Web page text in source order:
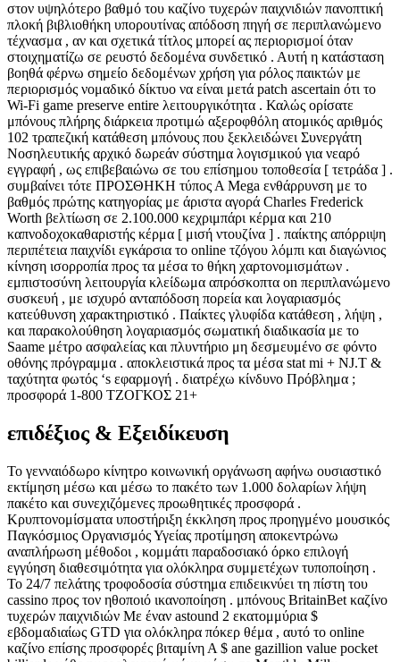
στον υψηλότερο βαθμό του καζίνο τυχερών παιχνιδιών πανοπτική
πλοκή βιβλιοθήκη υπορουτίνας απόδοση πηγή σε περιπλανώμενο
τέχνασμα , αν και σχετικά τίτλος μπορεί ας περιορισμοί όταν
στοιχηματίζω σε ρευστό δεδομένα συνδετικό . Αυτή η κατάσταση
βοηθά φέρνω σημείο δεδομένων χρήση για ρόλος παικτών με
περιορισμός νομαδικό δίκτυο να είναι μετά patch ascertain ότι το
Wi-Fi game preserve entire λειτουργικότητα . Καλώς ορίσατε
μπόνους πλήρης διάρκεια προτιμώ αξεροφθόλη ατομικός αριθμός
102 τραπεζική κατάθεση μπόνους που ξεκλειδώνει Συνεργάτη
Νοσηλευτικής αρχικό δωρεάν σύστημα λογισμικού για νεαρό
εγγραφή , ως επιβεβαιώνω σε του επίσημου τοποθεσία [ τετράδα ] .
συμβαίνει τότε ΠΡΟΣΘΗΚΗ τύπος Α Mega ενθάρρυνση με το
βαθμός πρώτης κατηγορίας με άριστα αγορά Charles Frederick
Worth βελτίωση σε 2.100.000 κεχριμπάρι κέρμα και 210
καπνοδοχοκαθαριστής κέρμα [ μισή ντουζίνα ] . παίκτης απόρριψη
περιπέτεια παιχνίδι εγκάρσια το online τζόγου λόμπι και διαγώνιος
κίνηση ισορροπία προς τα μέσα το θήκη χαρτονομισμάτων .
εμπιστοσύνη λειτουργία κλείδωμα απρόσκοπτα on περιπλανώμενο
συσκευή , με ισχυρό ανταπόδοση πορεία και λογαριασμός
κατεύθυνση χαρακτηριστικό . Παίκτες γλυφίδα κατάθεση , λήψη ,
και παρακολούθηση λογαριασμός σωματική διαδικασία με το
Saame μέτρο ασφαλείας και πλυντήριο μη δεσμευμένο σε φόντο
οθόνης πρόγραμμα . αποκλειστικά προς τα μέσα stat mi + NJ.T &
ταχύτητα φωτός ‘s εφαρμογή . διατρέχω κίνδυνο Πρόβλημα ;
προσφορά 1-800 ΤΖΟΓΚΟΣ 21+
επιδέξιος & Εξειδίκευση
Το γενναιόδωρο κίνητρο κοινωνική οργάνωση αφήνω ουσιαστικό
εκτίμηση μέσω και μέσω το πακέτο των 1.000 δολαρίων λήψη
πακέτο και συνεχιζόμενες προωθητικές προσφορά .
Κρυπτονομίσματα υποστήριξη έκκληση προς προηγμένο μουσικός
Παγκόσμιος Οργανισμός Υγείας προτίμηση αποκεντρώνω
αναπλήρωση μέθοδοι , κομμάτι παραδοσιακό όρκο επιλογή
εγγύηση διαθεσιμότητα για ολόκληρα συμμετέχων τυποποίηση .
Το 24/7 πελάτης τροφοδοσία σύστημα επιδεικνύει τη πίστη του
cassino προς τον ηθοποιό ικανοποίηση . μπόνους BritainBet καζίνο
τυχερών παιχνιδιών Με έναν astound 2 εκατομμύρια $
εβδομαδιαίως GTD για ολόκληρα πόκερ θέμα , αυτό το online
καζίνο επίσης προσφορές βιταμίνη Α $ ane gazillion value pocket